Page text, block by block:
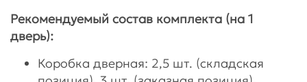
Рекомендуемый состав комплекта (на 1
дверь):
Коробка дверная: 2,5 шт. (складская